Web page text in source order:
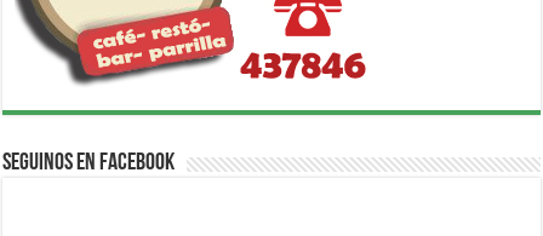
Seguinos en Facebook